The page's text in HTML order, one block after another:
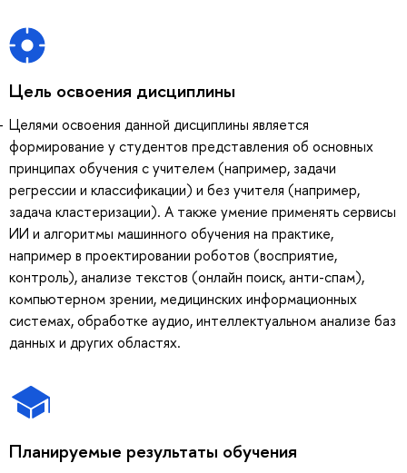
Цель освоения дисциплины
Целями освоения данной дисциплины является
формирование у студентов представления об основных
принципах обучения с учителем (например, задачи
регрессии и классификации) и без учителя (например,
задача кластеризации). А также умение применять сервисы
ИИ и алгоритмы машинного обучения на практике,
например в проектировании роботов (восприятие,
контроль), анализе текстов (онлайн поиск, анти-спам),
компьютерном зрении, медицинских информационных
системах, обработке аудио, интеллектуальном анализе баз
данных и других областях.
Планируемые результаты обучения